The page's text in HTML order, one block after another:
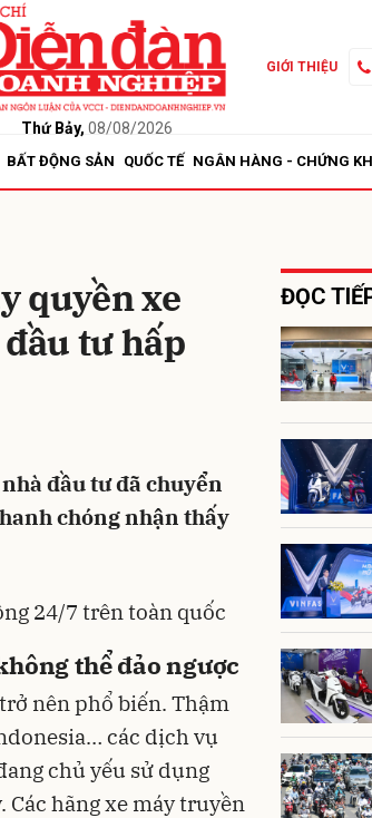
Thứ Bảy, 08/08/2026
GIỚI THIỆU
BẤT ĐỘNG SẢN QUỐC TẾ NGÂN HÀNG - CHỨNG
quyền xe
tư hấp
đầu tư đã chuyển
chóng nhận thấy
24/7 trên toàn quốc
thể đảo ngược
nên phổ biến. Thậm
các dịch vụ
chủ yếu sử dụng
hãng xe máy truyền
ĐỌC
Gửi